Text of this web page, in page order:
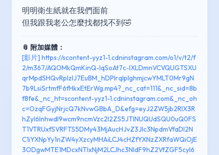
明明衛生紙就在我們面前
但我跟我老公怎麼找都找不到🤣
📎 附加媒體：
[影片] https://scontent-yyz1-1.cdninstagram.com/o1/v/t2/f
2/m367/AQOMkQmKinQ-lqSoAt7c-lXLDmnVCVQUGTSXU
qrMpdSHQvRplzIJ7EuBM_hDPlrqIplghmjcwYMLT0Mr9gN
7b9LsiSrtmfF6fHkxEtErWg.mp4?_nc_cat=111&_nc_sid=8b
f8fe&_nc_ht=scontent-yyz1-1.cdninstagram.com&_nc_oh
c=OzqFGyjNrjcQ7kNvwGBbA_D&efg=eyJ2ZW5jb2RlX3R
hZyI6Inhwdl9wcm9ncmVzc2l2ZS5JTlNUQUdSQU0uQ0FS
T1VTRUxfSVRFTS5DMy43MjAucHJvZ3Jlc3NpdmVfaDI2N
C1iYXNpYy1nZW4yXzcyMHAiLCJ4cHZfYXNzZXRfaWQiOjE
3ODgwMTE1MDcxNTIxNjM2LCJhc3NldF9hZ2VfZGF5cyI6